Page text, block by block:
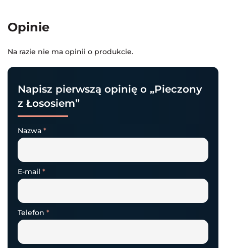
Opinie
Na razie nie ma opinii o produkcie.
Napisz pierwszą opinię o „Pieczony
z Łososiem”
Nazwa *
E-mail *
Telefon *